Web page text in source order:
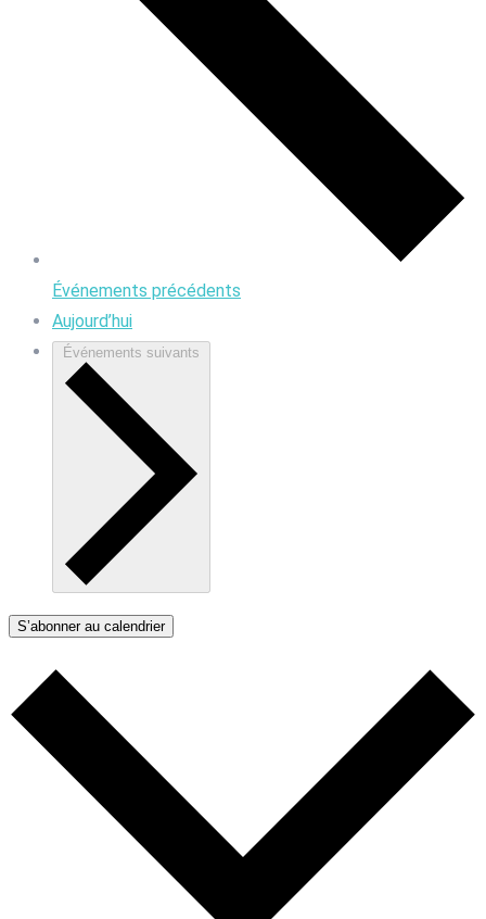
Événements précédents
Aujourd’hui
Événements suivants
S’abonner au calendrier